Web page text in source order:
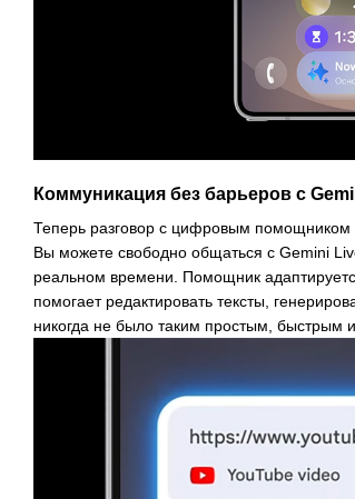
Коммуникация без барьеров с
Теперь разговор с цифровым помощником
Вы можете свободно общаться с Gemini
реальном времени. Помощник
помогает редактировать тексты,
никогда не было таким простым, быстрым